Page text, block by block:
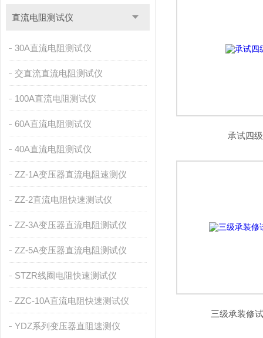
全自动变压器变比测试仪 变压器变比组别测量仪
自动变比组别测试仪 自动变比测试仪
无纺布熔喷布静电发生器
直流电阻测试仪
30A直流电阻测试仪
交直流直流电阻测试仪
100A直流电阻测试仪
60A直流电阻测试仪
40A直流电阻测试仪
ZZ-1A变压器直流电阻速测仪
ZZ-2直流电阻快速测试仪
ZZ-3A变压器直流电阻测试仪
ZZ-5A变压器直流电阻测试仪
STZR线圈电阻快速测试仪
ZZC-10A直流电阻快速测试仪
YDZ系列变压器直阻速测仪
承试四
三级承装修